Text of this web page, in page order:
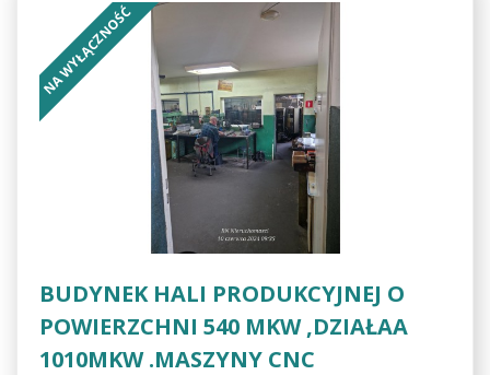
NA WYŁĄCZNOŚĆ
BUDYNEK HALI PRODUKCYJNEJ O
POWIERZCHNI 540 MKW ,DZIAŁAA
1010MKW .MASZYNY CNC